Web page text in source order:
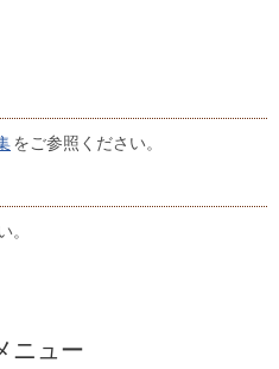
をご参照ください。
。
ニュー